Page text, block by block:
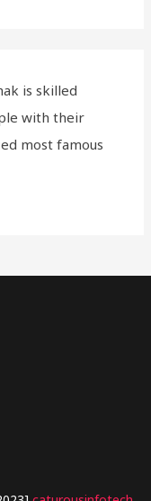
is skilled
with their
most famous